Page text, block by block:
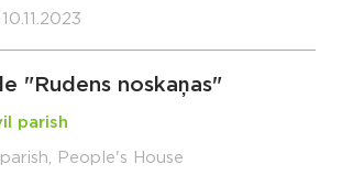
"Rudens noskaņas"
parish
People's House